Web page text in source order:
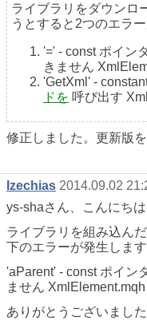
ライブラリをダウンロ
うとすると2つのエラー
'=' - const ポイン
きません
'GetXml' -
ドを 呼び出す
修正しました。更新版
Izechias 2014.09.02
ys-shaさん、こんにちは
ライブラリを組み込ん
下のエラーが発生します
'aParent' - const ポイン
ません
ありがとうございました